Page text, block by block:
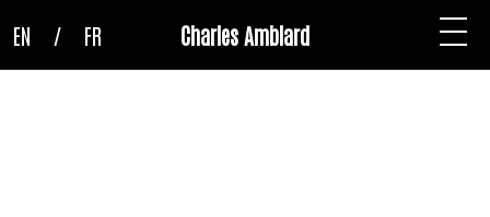
Charles Amblard
EN / FR